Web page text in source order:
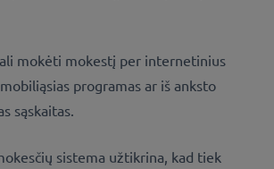
mokėti mokestį per internetinius
programas ar iš anksto
sąskaitas.
sistema užtikrina, kad tiek